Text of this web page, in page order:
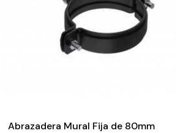
Abrazadera Mural Fija de 80mm